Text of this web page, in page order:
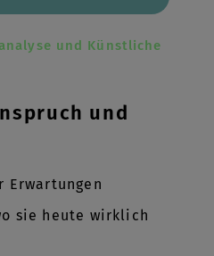
und Künstliche
und
Erwartungen
sie heute wirklich